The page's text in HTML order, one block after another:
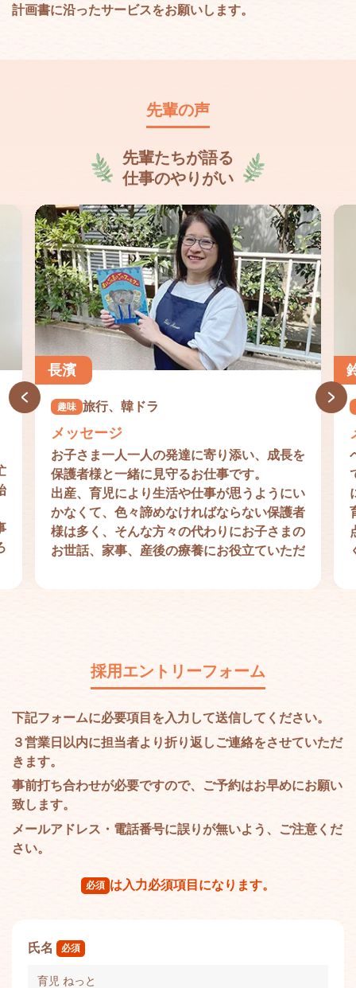
計画書に沿ったサービスをお願いします。
先輩の声
先輩たちが語る
仕事のやりがい
長濱
趣味 旅行、韓ドラ
メッセージ
お子さま一人一人の発達に寄り添い、成長を
保護者様と一緒に見守るお仕事です。
出産、育児により生活や仕事が思うようにい
かなくて、色々諦めなければならない保護者
様は多く、そんな方々の代わりにお子さまの
お世話、家事、産後の療養にお役立ていただ
採用エントリーフォーム
下記フォームに必要項目を入力して送信してください。
３営業日以内に担当者より折り返しご連絡をさせていただ
きます。
事前打ち合わせが必要ですので、ご予約はお早めにお願い
致します。
メールアドレス・電話番号に誤りが無いよう、ご注意くだ
さい。
必須 は入力必須項目になります。
氏名 必須